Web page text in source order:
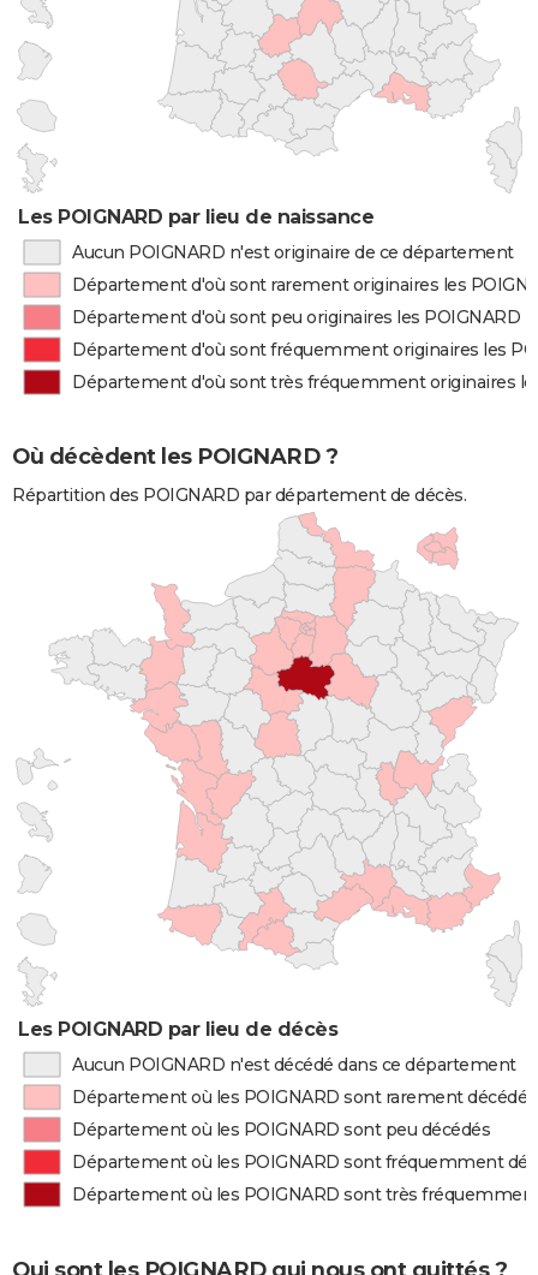
Les POIGNARD par lieu de naissance
Aucun POIGNARD n'est originaire de ce département
Département d'où sont rarement originaires les
Département d'où sont peu originaires les POIGNARD
Département d'où sont fréquemment originaires les
Département d'où sont très fréquemment originaires
Où décèdent les POIGNARD ?
Répartition des POIGNARD par département de décès.
Les POIGNARD par lieu de décès
Aucun POIGNARD n'est décédé dans ce département
Département où les POIGNARD sont rarement décédés
Département où les POIGNARD sont peu décédés
Département où les POIGNARD sont fréquemment
Département où les POIGNARD sont très
Qui sont les POIGNARD qui nous ont quittés ?